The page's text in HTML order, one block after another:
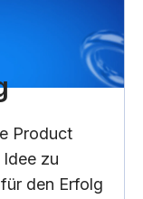
Product
zu
den Erfolg